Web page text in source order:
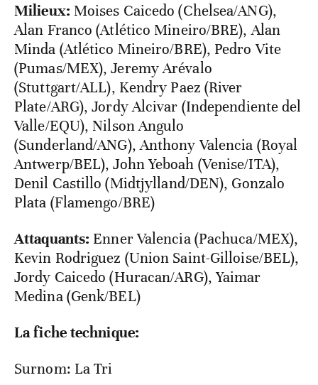
Milieux: Moises Caicedo (Chelsea/ANG),
Alan Franco (Atlético Mineiro/BRE), Alan
Minda (Atlético Mineiro/BRE), Pedro Vite
(Pumas/MEX), Jeremy Arévalo
(Stuttgart/ALL), Kendry Paez (River
Plate/ARG), Jordy Alcivar (Independiente del
Valle/EQU), Nilson Angulo
(Sunderland/ANG), Anthony Valencia (Royal
Antwerp/BEL), John Yeboah (Venise/ITA),
Denil Castillo (Midtjylland/DEN), Gonzalo
Plata (Flamengo/BRE)
Attaquants: Enner Valencia (Pachuca/MEX),
Kevin Rodriguez (Union Saint-Gilloise/BEL),
Jordy Caicedo (Huracan/ARG), Yaimar
Medina (Genk/BEL)
La fiche technique:
Surnom: La Tri